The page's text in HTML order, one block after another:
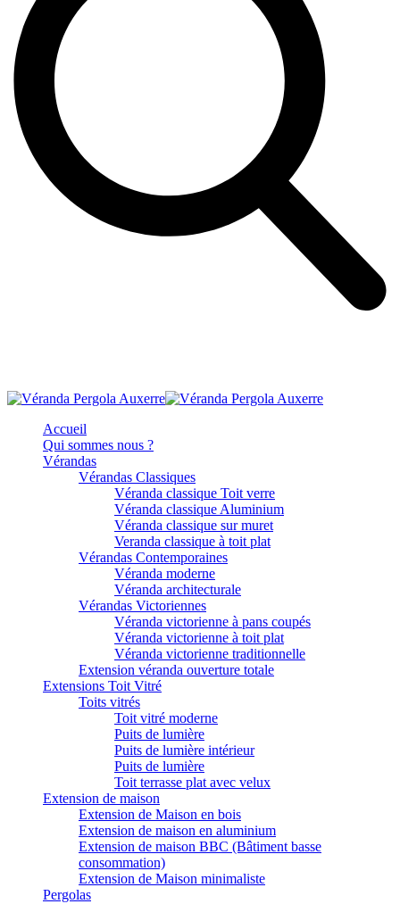
Accueil
Qui sommes nous ?
Vérandas
Vérandas Classiques
Véranda classique Toit verre
Véranda classique Aluminium
Véranda classique sur muret
Veranda classique à toit plat
Vérandas Contemporaines
Véranda moderne
Véranda architecturale
Vérandas Victoriennes
Véranda victorienne à pans coupés
Véranda victorienne à toit plat
Véranda victorienne traditionnelle
Extension véranda ouverture totale
Extensions Toit Vitré
Toits vitrés
Toit vitré moderne
Puits de lumière
Puits de lumière intérieur
Puits de lumière
Toit terrasse plat avec velux
Extension de maison
Extension de Maison en bois
Extension de maison en aluminium
Extension de maison BBC (Bâtiment basse
consommation)
Extension de Maison minimaliste
Pergolas